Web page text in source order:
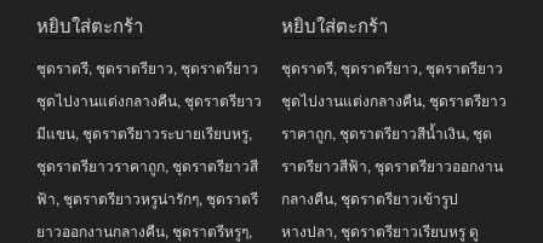
฿4,590.00.฿3,990.00.
หยิบใส่ตะกร้า
ชุดราตรี,ชุดราตรียาว,ชุดราตรียาว
ชุดไปงานแต่งกลางคืน,ชุดราตรียาว
มีแขน,ชุดราตรียาวระบายเรียบหรู,
ชุดราตรียาวราคาถูก,ชุดราตรียาวสี
ฟ้า,ชุดราตรียาวหรูน่ารักๆ,ชุดราตรี
ยาวออกงานกลางคืน,ชุดราตรีหรูๆ,
฿2,590.00.฿2,290.00.
หยิบใส่ตะกร้า
ชุดราตรี,ชุดราตรียาว,ชุดราตรียาว
ชุดไปงานแต่งกลางคืน,ชุดราตรียาว
ราคาถูก,ชุดราตรียาวสีน้ำเงิน,ชุด
ราตรียาวสีฟ้า,ชุดราตรียาวออกงาน
กลางคืน,ชุดราตรียาวเข้ารูป
หางปลา,ชุดราตรียาวเรียบหรู ดู